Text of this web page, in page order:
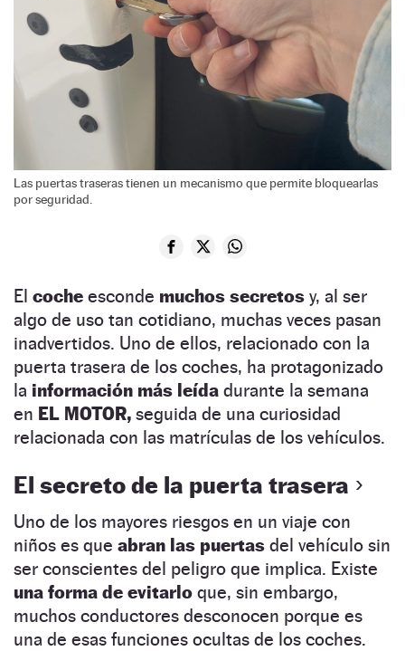
Las puertas traseras tienen un mecanismo que permite bloquearlas
por seguridad.
El coche esconde muchos secretos y, al ser
algo de uso tan cotidiano, muchas veces pasan
inadvertidos. Uno de ellos, relacionado con la
puerta trasera de los coches, ha protagonizado
la información más leída durante la semana
en EL MOTOR, seguida de una curiosidad
relacionada con las matrículas de los vehículos.
El secreto de la puerta trasera
Uno de los mayores riesgos en un viaje con
niños es que abran las puertas del vehículo sin
ser conscientes del peligro que implica. Existe
una forma de evitarlo que, sin embargo,
muchos conductores desconocen porque es
una de esas funciones ocultas de los coches.